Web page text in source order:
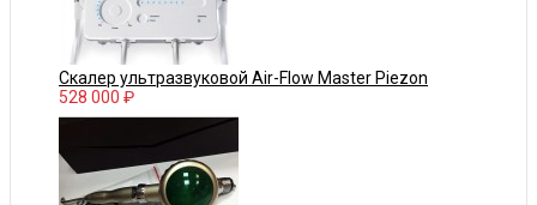
Скалер ультразвуковой Air-Flow Master Piezon
528 000 ₽